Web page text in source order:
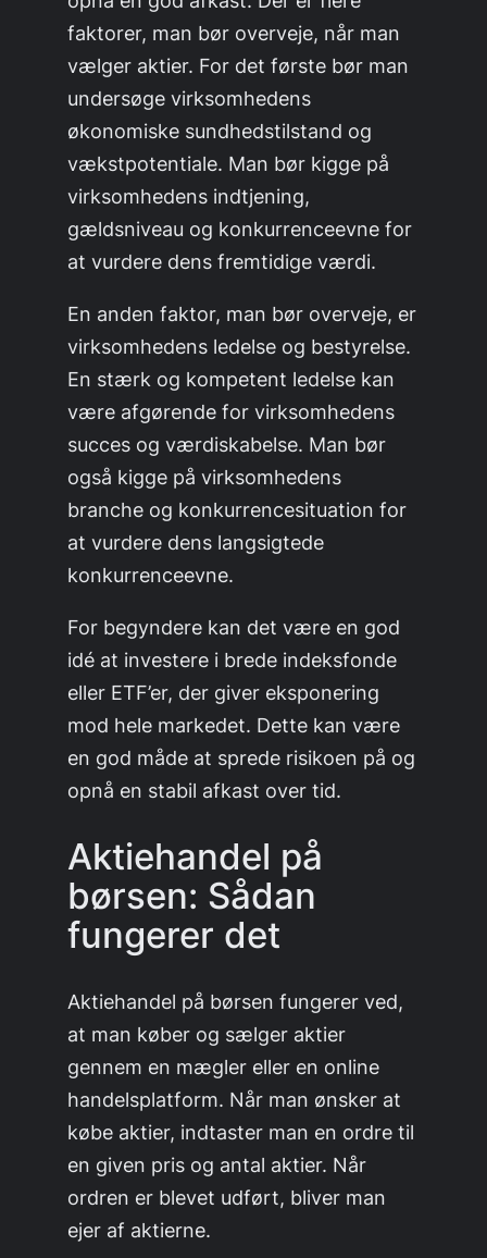
faktorer, man bør overveje, når man
vælger aktier. For det første bør man
undersøge virksomhedens
økonomiske sundhedstilstand og
vækstpotentiale. Man bør kigge på
virksomhedens indtjening,
gældsniveau og konkurrenceevne for
at vurdere dens fremtidige værdi.
En anden faktor, man bør overveje, er
virksomhedens ledelse og bestyrelse.
En stærk og kompetent ledelse kan
være afgørende for virksomhedens
succes og værdiskabelse. Man bør
også kigge på virksomhedens
branche og konkurrencesituation for
at vurdere dens langsigtede
konkurrenceevne.
For begyndere kan det være en god
idé at investere i brede indeksfonde
eller ETF’er, der giver eksponering
mod hele markedet. Dette kan være
en god måde at sprede risikoen på og
opnå en stabil afkast over tid.
Aktiehandel på
børsen: Sådan
fungerer det
Aktiehandel på børsen fungerer ved,
at man køber og sælger aktier
gennem en mægler eller en online
handelsplatform. Når man ønsker at
købe aktier, indtaster man en ordre til
en given pris og antal aktier. Når
ordren er blevet udført, bliver man
ejer af aktierne.